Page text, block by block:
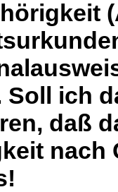
ich
daß
nach